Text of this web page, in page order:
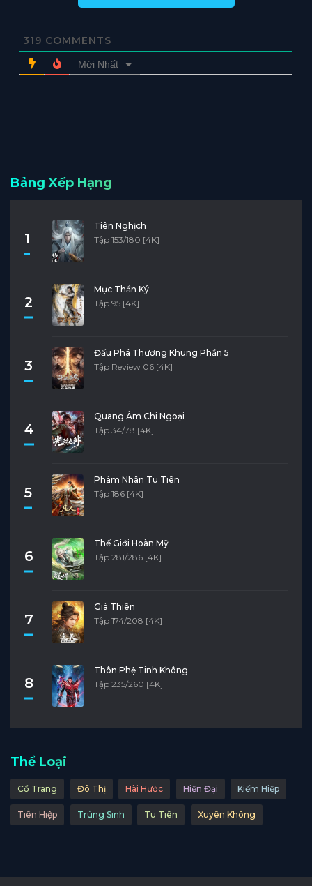
319 COMMENTS
Mới Nhất
Bảng Xếp Hạng
1
Tiên Nghịch
Tập 153/180 [4K]
2
Mục Thần Ký
Tập 95 [4K]
3
Đấu Phá Thương Khung Phần 5
Tập Review 06 [4K]
4
Quang Âm Chi Ngoại
Tập 34/78 [4K]
5
Phàm Nhân Tu Tiên
Tập 186 [4K]
6
Thế Giới Hoàn Mỹ
Tập 281/286 [4K]
7
Già Thiên
Tập 174/208 [4K]
8
Thôn Phệ Tinh Không
Tập 235/260 [4K]
Thể Loại
Cổ Trang Đô Thị Hài Hước Hiện Đại Kiếm Hiệp
Tiên Hiệp Trùng Sinh Tu Tiên Xuyên Không